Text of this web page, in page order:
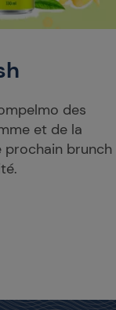
des
et de la
brunch